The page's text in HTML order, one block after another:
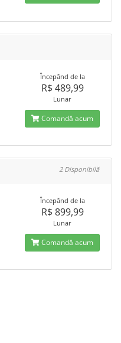
Începănd de la
R$ 489,99
Lunar
Comandă acum
2 Disponibilă
Începănd de la
R$ 899,99
Lunar
Comandă acum